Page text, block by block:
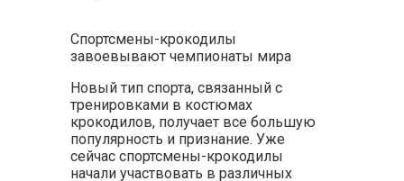
Спортсмены-крокодилы
завоевывают чемпионаты мира
Новый тип спорта, связанный с
тренировками в костюмах
крокодилов, получает все большую
популярность и признание. Уже
сейчас спортсмены-крокодилы
начали участвовать в различных